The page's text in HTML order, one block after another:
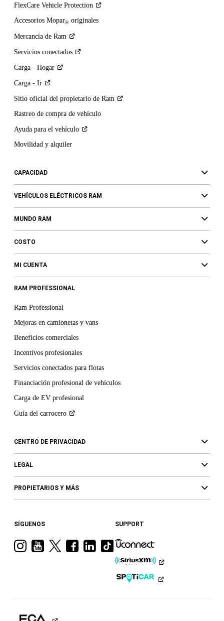
FlexCare Vehicle Protection
Accesorios Mopar® originales
Mercancía de Ram
Servicios conectados
Carga - Hogar
Carga - Ir
Sitio oficial del propietario de Ram
Rastreo de compra de vehículo
Ayuda para el vehículo
Movilidad y alquiler
CAPACIDAD
VEHÍCULOS ELÉCTRICOS RAM
MUNDO RAM
COSTO
MI CUENTA
RAM PROFESSIONAL
Ram Professional
Mejoras en camionetas y vans
Beneficios comerciales
Incentivos profesionales
Servicios conectados para flotas
Financiación profesional de vehículos
Carga de EV profesional
Guía del carrocero
CENTRO DE PRIVACIDAD
LEGAL
PROPIETARIOS Y MÁS
SÍGUENOS
VisitaVisitaVisitaVisitaVisita
Ram
Visita
a
Ram
en
SUPPORT